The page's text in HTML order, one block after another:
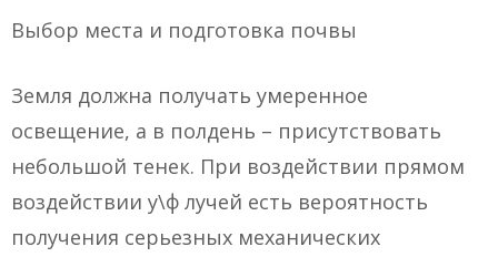
Выбор места и подготовка почвы
Земля должна получать умеренное
освещение, а в полдень – присутствовать
небольшой тенек. При воздействии прямом
воздействии у\ф лучей есть вероятность
получения серьезных механических